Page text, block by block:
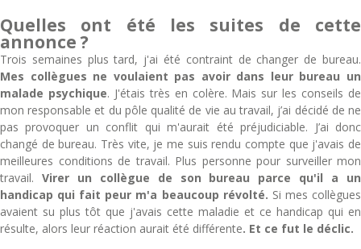
Quelles ont été les suites de cette
annonce ?
Trois semaines plus tard, j'ai été contraint de changer de bureau.
Mes collègues ne voulaient pas avoir dans leur bureau un
malade psychique. J'étais très en colère. Mais sur les conseils de
mon responsable et du pôle qualité de vie au travail, j’ai décidé de ne
pas provoquer un conflit qui m'aurait été préjudiciable. J’ai donc
changé de bureau. Très vite, je me suis rendu compte que j'avais de
meilleures conditions de travail. Plus personne pour surveiller mon
travail. Virer un collègue de son bureau parce qu'il a un
handicap qui fait peur m'a beaucoup révolté. Si mes collègues
avaient su plus tôt que j'avais cette maladie et ce handicap qui en
résulte, alors leur réaction aurait été différente. Et ce fut le déclic.